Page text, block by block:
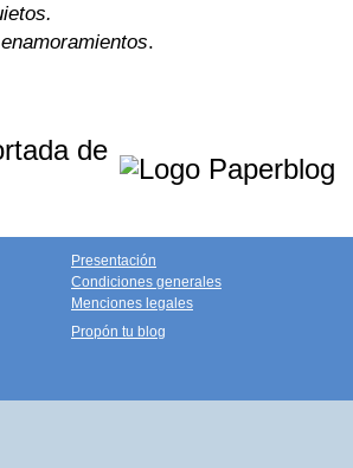
.
de
Presentación
Condiciones generales
Menciones legales
Propón tu blog